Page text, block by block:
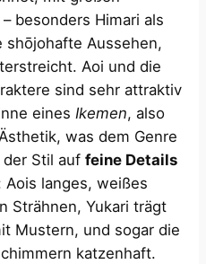
besonders Himari als
shōjohafte Aussehen,
Aoi und die
sind sehr attraktiv
einesIkemen, also
was dem Genre
der Stil auffeine Details
Aois langes, weißes
Strähnen, Yukari trägt
Mustern, und sogar die
katzenhaft.